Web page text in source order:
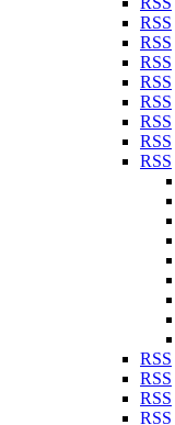
RSS
RSS
RSS
RSS
RSS
RSS
RSS
RSS
RSS
RSS
RSS
RSS